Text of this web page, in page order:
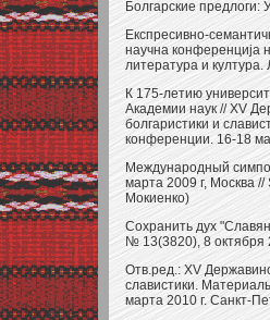
Болгарские
Експресивно-
научна конференциjа
литература и
К 175-летию
Академии наук // XV
болгаристики и
конференции. 16-18
Международный
марта 2009 г, Москва
Мокиенко)
Сохранить дух
№ 13(3820), 8 октября
Отв.ред.: XV
славистики.
марта 2010 г. Санкт-